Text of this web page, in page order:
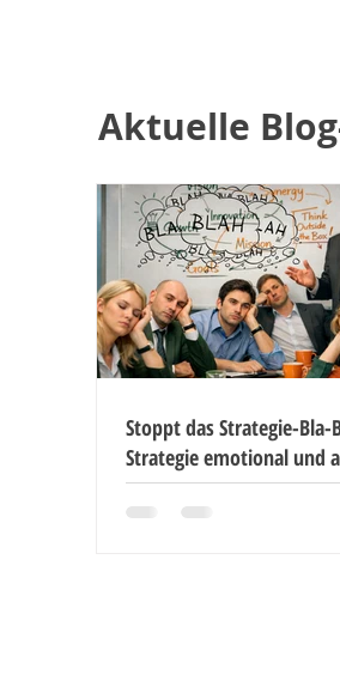
Aktuelle
Stoppt das Strategie-
Strategie emotional und
formuliert?